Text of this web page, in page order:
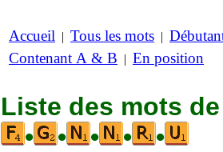
Accueil | Tous les mots |
Contenant A & B | En position
Liste des mots
•
• • • •